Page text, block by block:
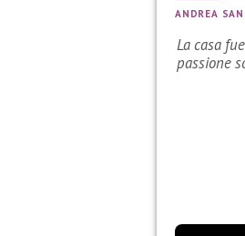
ANDREA
La casa
passione